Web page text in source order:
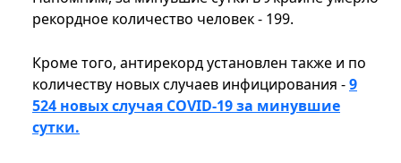
рекордное количество человек - 199.
Кроме того, антирекорд установлен также и по
количеству новых случаев инфицирования -9
524 новых случая COVID-19 за минувшие
сутки.